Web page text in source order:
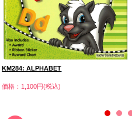
KM284: ALPHABET
価格：1,100円(税込)